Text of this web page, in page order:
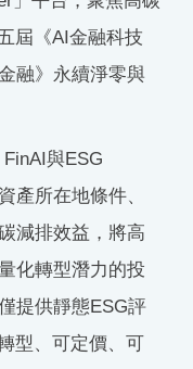
屆《AI金融科技
融》永續淨零與
與ESG
產所在地條件、
減排效益，將高
化轉型潛力的投
提供靜態ESG評
型、可定價、可